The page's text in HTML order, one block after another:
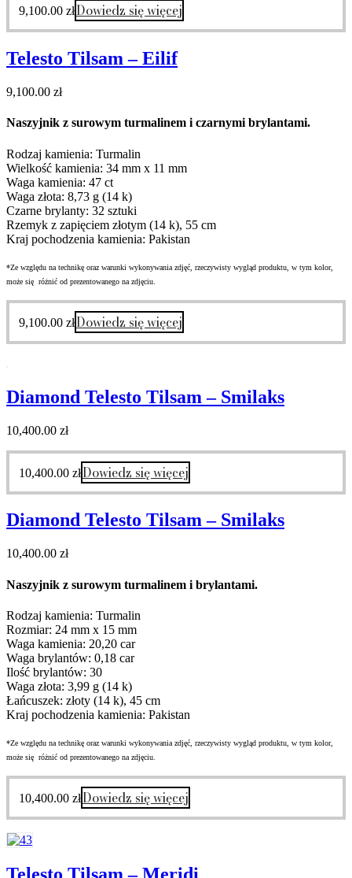
9,100.00 złDowiedz się więcej
Telesto Tilsam – Eilif
9,100.00 zł
Naszyjnik z surowym turmalinem i czarnymi brylantami.
Rodzaj kamienia: Turmalin
Wielkość kamienia: 34 mm x 11 mm
Waga kamienia: 47 ct
Waga złota: 8,73 g (14 k)
Czarne brylanty: 32 sztuki
Rzemyk z zapięciem złotym (14 k), 55 cm
Kraj pochodzenia kamienia: Pakistan
*Ze względu na technikę oraz warunki wykonywania zdjęć, rzeczywisty wygląd produktu, w tym kolor,
może się różnić od prezentowanego na zdjęciu.
9,100.00 złDowiedz się więcej
Diamond Telesto Tilsam – Smilaks
10,400.00 zł
10,400.00 złDowiedz się więcej
Diamond Telesto Tilsam – Smilaks
10,400.00 zł
Naszyjnik z surowym turmalinem i brylantami.
Rodzaj kamienia: Turmalin
Rozmiar: 24 mm x 15 mm
Waga kamienia: 20,20 car
Waga brylantów: 0,18 car
Ilość brylantów: 30
Waga złota: 3,99 g (14 k)
Łańcuszek: złoty (14 k), 45 cm
Kraj pochodzenia kamienia: Pakistan
*Ze względu na technikę oraz warunki wykonywania zdjęć, rzeczywisty wygląd produktu, w tym kolor,
może się różnić od prezentowanego na zdjęciu.
10,400.00 złDowiedz się więcej
Telesto Tilsam – Meridi